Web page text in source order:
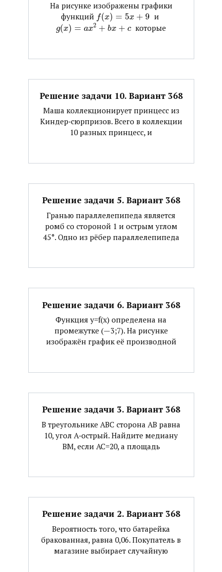
На рисунке изображены графики
функций ​ f(x) = 5x + 9 ​ и ​
g(x) = ax2 + bx + c ​ которые
Решение задачи 10. Вариант 368
Маша коллекционирует принцесс из
Киндер‐сюрпризов. Всего в коллекции
10 разных принцесс, и
Решение задачи 5. Вариант 368
Гранью параллелепипеда является
ромб со стороной 1 и острым углом
45°. Одно из рёбер параллелепипеда
Решение задачи 6. Вариант 368
Функция y=f(x) определена на
промежутке (—3;7). На рисунке
изображён график её производной
Решение задачи 3. Вариант 368
В треугольнике АВС сторона АВ равна
10, угол А‐острый. Найдите медиану
ВМ, если АС=20, а площадь
Решение задачи 2. Вариант 368
Вероятность того, что батарейка
бракованная, равна 0,06. Покупатель в
магазине выбирает случайную